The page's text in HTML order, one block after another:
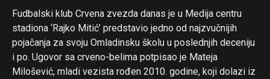
Fudbalski klub Crvena zvezda danas je u Medija centru
stadiona ‘Rajko Mitić’ predstavio jedno od najzvučnijih
pojačanja za svoju Omladinsku školu u poslednjih deceniju
i po. Ugovor sa crveno-belima potpisao je Mateja
Milošević, mladi vezista rođen 2010. godine, koji dolazi iz